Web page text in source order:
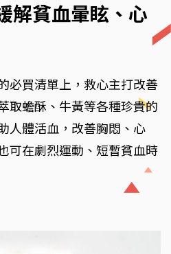
解貧血暈眩、心
必買清單上，救心主打改善
取蟾酥、牛黃等各種珍貴的
人體活血，改善胸悶、心
可在劇烈運動、短暫貧血時